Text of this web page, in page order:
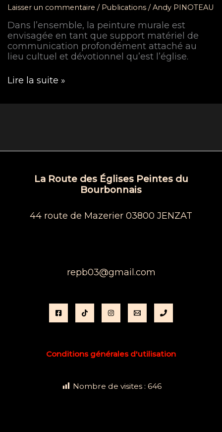
Laisser un commentaire / Publications/Andy PINOTEAU
Dans l’ensemble, la peinture murale est
envisagée en tant que support matériel de
communication profondément attaché au
lieu cultuel et dévotionnel qu’est l’église.
La
la
murale
religieuse
Lire la suite »
La Route des Églises Peintes du
Bourbonnais
44 route de Mazerier 03800 JENZAT
repb03@gmail.com
Conditions générales d'utilisation
Nombre de visites : 646